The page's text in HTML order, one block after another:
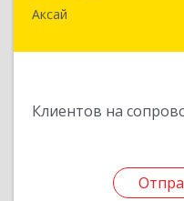
Аксай
Клиентов на
344000, Ростов-на-